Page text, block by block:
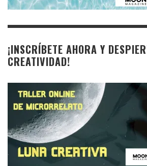
¡INSCRÍBETE AHORA Y
CREATIVIDAD!